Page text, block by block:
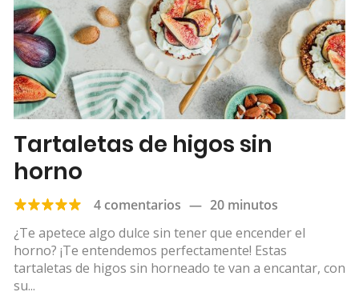
Tartaletas de higos sin
horno
4 comentarios — 20 minutos
¿Te apetece algo dulce sin tener que encender el
horno? ¡Te entendemos perfectamente! Estas
tartaletas de higos sin horneado te van a encantar, con
su...